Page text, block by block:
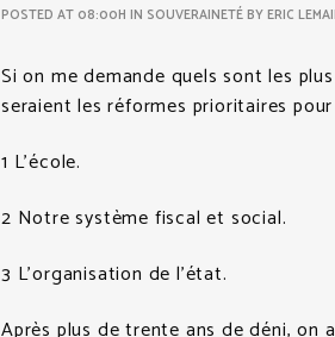
POSTED AT 08:00H IN SOUVERAINETÉBYERIC
Si on me demande quels sont les
seraient les réformes prioritaires
1 L’école.
2 Notre système fiscal et social.
3 L’organisation de l’état.
Après plus de trente ans de déni, on